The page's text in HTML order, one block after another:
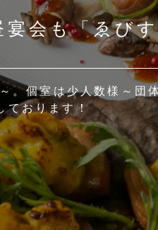
会も「ゑび
。個室は少人数様～団
ております！